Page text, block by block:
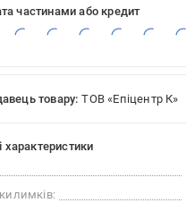
частинами або кредит
товару: ТОВ «Епіцентр К»
характеристики